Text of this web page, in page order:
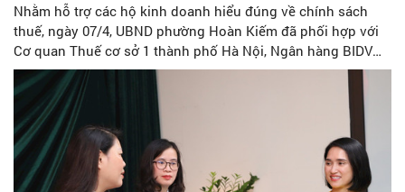
Nhằm hỗ trợ các hộ kinh doanh hiểu đúng về chính sách
thuế, ngày 07/4, UBND phường Hoàn Kiếm đã phối hợp với
Cơ quan Thuế cơ sở 1 thành phố Hà Nội, Ngân hàng BIDV
chi nhánh Hà Đông, Quỹ Hỗ trợ bảo tồn di sản văn hóa Việt
Nam và TikTok Việt Nam phát sóng trực tiếp phiên
livestream số 2 với chủ đề “Kê khai thông minh - Quản lý
dòng tiền hiệu quả”.